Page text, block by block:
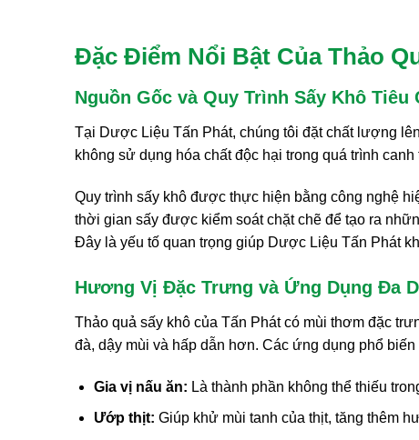
Đặc Điểm Nổi Bật Của Thảo
Nguồn Gốc và Quy Trình Sấy Khô Tiêu
Tại Dược Liệu Tấn Phát, chúng tôi đặt chất lượng
không sử dụng hóa chất độc hại trong quá trình
Quy trình sấy khô được thực hiện bằng công nghệ
thời gian sấy được kiểm soát chặt chẽ để tạo ra
Đây là yếu tố quan trọng giúp Dược Liệu Tấn Phát
Hương Vị Đặc Trưng và Ứng Dụng Đa
Thảo quả sấy khô của Tấn Phát có mùi thơm đặc
đà, dậy mùi và hấp dẫn hơn. Các ứng dụng phổ biến
Gia vị nấu ăn: Là thành phần không thể thiếu
Ướp thịt: Giúp khử mùi tanh của thịt, tăng thêm